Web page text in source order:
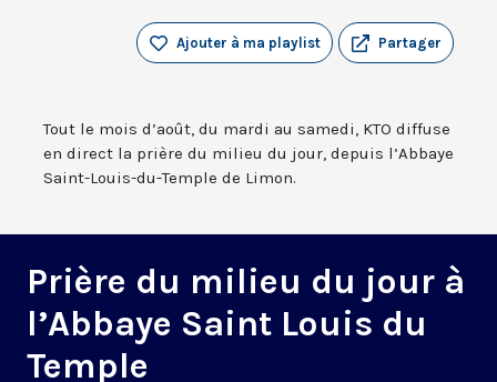
Partager
Ajouter à ma playlist
Tout le mois d’août, du mardi au samedi, KTO diffuse
en direct la prière du milieu du jour, depuis l’Abbaye
Saint-Louis-du-Temple de Limon.
Prière du milieu du jour à
l’Abbaye Saint Louis du
Temple